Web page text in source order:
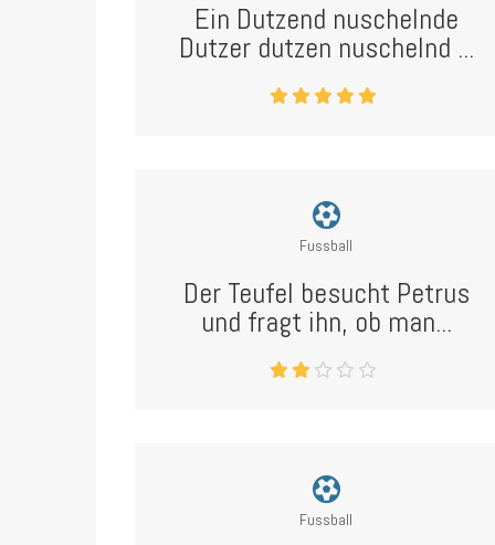
Ein Dutzend nuschelnde
Dutzer dutzen nuschelnd ...
Fussball
Der Teufel besucht Petrus
und fragt ihn, ob man...
Fussball